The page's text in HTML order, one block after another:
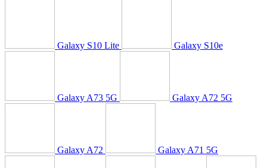
Galaxy S10 Lite Galaxy S10e
Galaxy A73 5G Galaxy A72 5G
Galaxy A72 Galaxy A71 5G